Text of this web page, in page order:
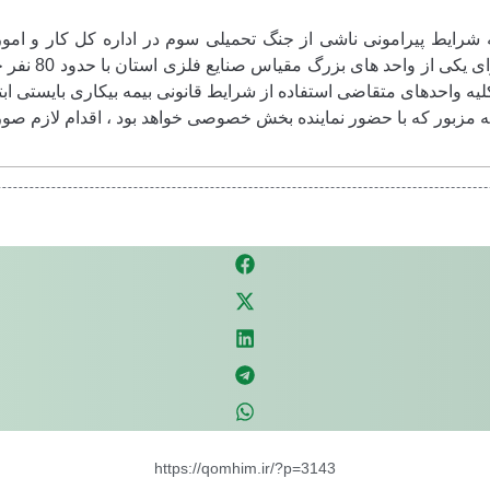
پیرامونی ناشی از جنگ تحمیلی سوم در اداره کل کار و امور
تشکلهای
متقاضی استفاده از شرایط قانونی بیمه بیکاری بایستی
که با حضور نماینده بخش خصوصی خواهد بود ، اقدام لازم صورت
https://qomhim.ir/?p=3143